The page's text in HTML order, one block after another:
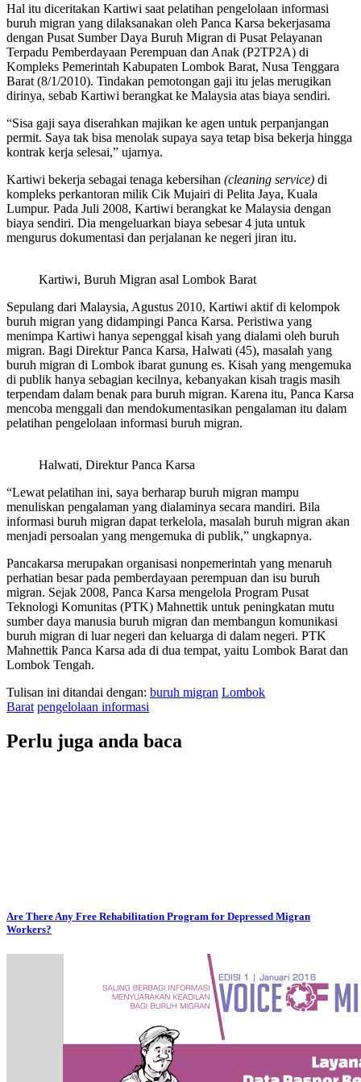
Hal itu diceritakan Kartiwi saat pelatihan pengelolaan informasi
buruh migran yang dilaksanakan oleh Panca Karsa bekerjasama
dengan Pusat Sumber Daya Buruh Migran di Pusat Pelayanan
Terpadu Pemberdayaan Perempuan dan Anak (P2TP2A) di
Kompleks Pemerintah Kabupaten Lombok Barat, Nusa Tenggara
Barat (8/1/2010). Tindakan pemotongan gaji itu jelas merugikan
dirinya, sebab Kartiwi berangkat ke Malaysia atas biaya sendiri.
“Sisa gaji saya diserahkan majikan ke agen untuk perpanjangan
permit. Saya tak bisa menolak supaya saya tetap bisa bekerja hingga
kontrak kerja selesai,” ujarnya.
Kartiwi bekerja sebagai tenaga kebersihan (cleaning service) di
kompleks perkantoran milik Cik Mujairi di Pelita Jaya, Kuala
Lumpur. Pada Juli 2008, Kartiwi berangkat ke Malaysia dengan
biaya sendiri. Dia mengeluarkan biaya sebesar 4 juta untuk
mengurus dokumentasi dan perjalanan ke negeri jiran itu.
Kartiwi, Buruh Migran asal Lombok Barat
Sepulang dari Malaysia, Agustus 2010, Kartiwi aktif di kelompok
buruh migran yang didampingi Panca Karsa. Peristiwa yang
menimpa Kartiwi hanya sepenggal kisah yang dialami oleh buruh
migran. Bagi Direktur Panca Karsa, Halwati (45), masalah yang
buruh migran di Lombok ibarat gunung es. Kisah yang mengemuka
di publik hanya sebagian kecilnya, kebanyakan kisah tragis masih
terpendam dalam benak para buruh migran. Karena itu, Panca Karsa
mencoba menggali dan mendokumentasikan pengalaman itu dalam
pelatihan pengelolaan informasi buruh migran.
Halwati, Direktur Panca Karsa
“Lewat pelatihan ini, saya berharap buruh migran mampu
menuliskan pengalaman yang dialaminya secara mandiri. Bila
informasi buruh migran dapat terkelola, masalah buruh migran akan
menjadi persoalan yang mengemuka di publik,” ungkapnya.
Pancakarsa merupakan organisasi nonpemerintah yang menaruh
perhatian besar pada pemberdayaan perempuan dan isu buruh
migran. Sejak 2008, Panca Karsa mengelola Program Pusat
Teknologi Komunitas (PTK) Mahnettik untuk peningkatan mutu
sumber daya manusia buruh migran dan membangun komunikasi
buruh migran di luar negeri dan keluarga di dalam negeri. PTK
Mahnettik Panca Karsa ada di dua tempat, yaitu Lombok Barat dan
Lombok Tengah.
Tulisan ini ditandai dengan: buruh migran Lombok
Barat pengelolaan informasi
Perlu juga anda baca
Are There Any Free Rehabilitation Program for Depressed Migran
Workers?